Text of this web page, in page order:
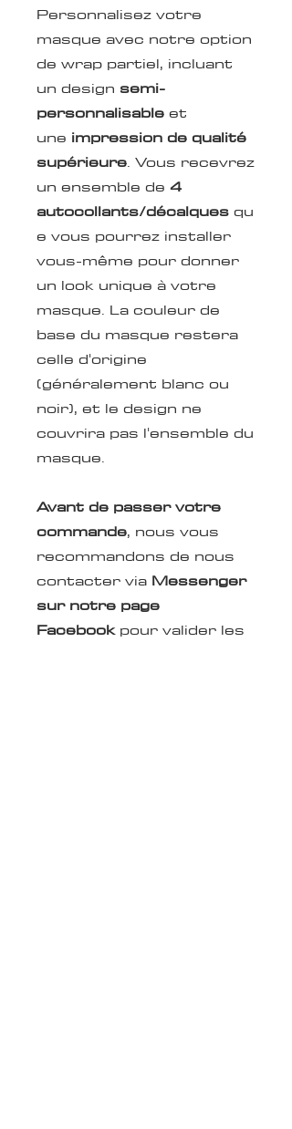
Personnalisez votre
masque avec notre option
de wrap partiel, incluant
un design semi-
personnalisableet
une impression de qualité
supérieure. Vous recevrez
un ensemble de 4
autocollants/décalquesqu
e vous pourrez installer
vous-même pour donner
un look unique à votre
masque. La couleur de
base du masque restera
celle d'origine
(généralement blanc ou
noir), et le design ne
couvrira pas l'ensemble du
masque.
Avant de passer votre
commande, nous vous
recommandons de nous
contacter via Messenger
sur notre page
Facebookpour valider les